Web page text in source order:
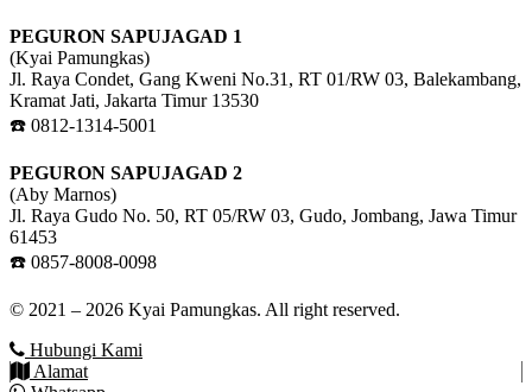
PEGURON SAPUJAGAD 1
(Kyai Pamungkas)
Jl. Raya Condet, Gang Kweni No.31, RT 01/RW 03, Balekambang,
Kramat Jati, Jakarta Timur 13530
☎️ 0812-1314-5001
PEGURON SAPUJAGAD 2
(Aby Marnos)
Jl. Raya Gudo No. 50, RT 05/RW 03, Gudo, Jombang, Jawa Timur
61453
☎️ 0857-8008-0098
© 2021 – 2026 Kyai Pamungkas. All right reserved.
Hubungi Kami
Alamat